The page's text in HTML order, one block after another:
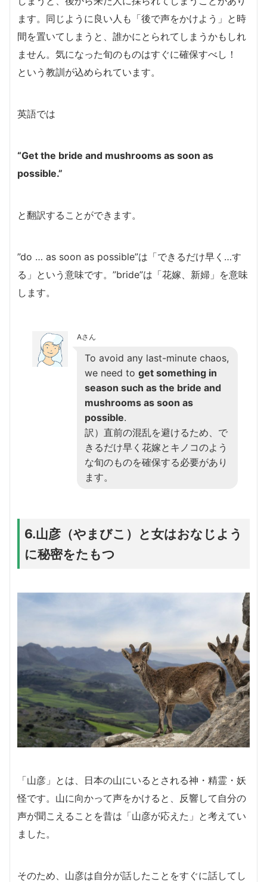
ます。同じように良い人も「後で声をかけよう」と時
間を置いてしまうと、誰かにとられてしまうかもしれ
ません。気になった旬のものはすぐに確保すべし！
という教訓が込められています。
英語では
“Get the bride and mushrooms as soon as
possible.”
と翻訳することができます。
”do … as soon as possible”は「できるだけ早く…す
る」という意味です。”bride”は「花嫁、新婦」を意味
します。
Aさん
To avoid any last-minute chaos,
we need to get something in
season such as the bride and
mushrooms as soon as
possible.
訳）直前の混乱を避けるため、で
きるだけ早く花嫁とキノコのよう
な旬のものを確保する必要があり
ます。
6.山彦（やまびこ）と女はおなじよう
に秘密をたもつ
「山彦」とは、日本の山にいるとされる神・精霊・妖
怪です。山に向かって声をかけると、反響して自分の
声が聞こえることを昔は「山彦が応えた」と考えてい
ました。
そのため、山彦は自分が話したことをすぐに話してし